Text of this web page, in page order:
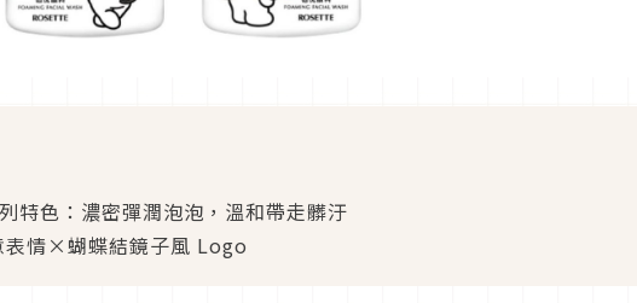
特色：濃密彈潤泡泡，溫和帶走髒汙
表情×蝴蝶結鏡子風 Logo